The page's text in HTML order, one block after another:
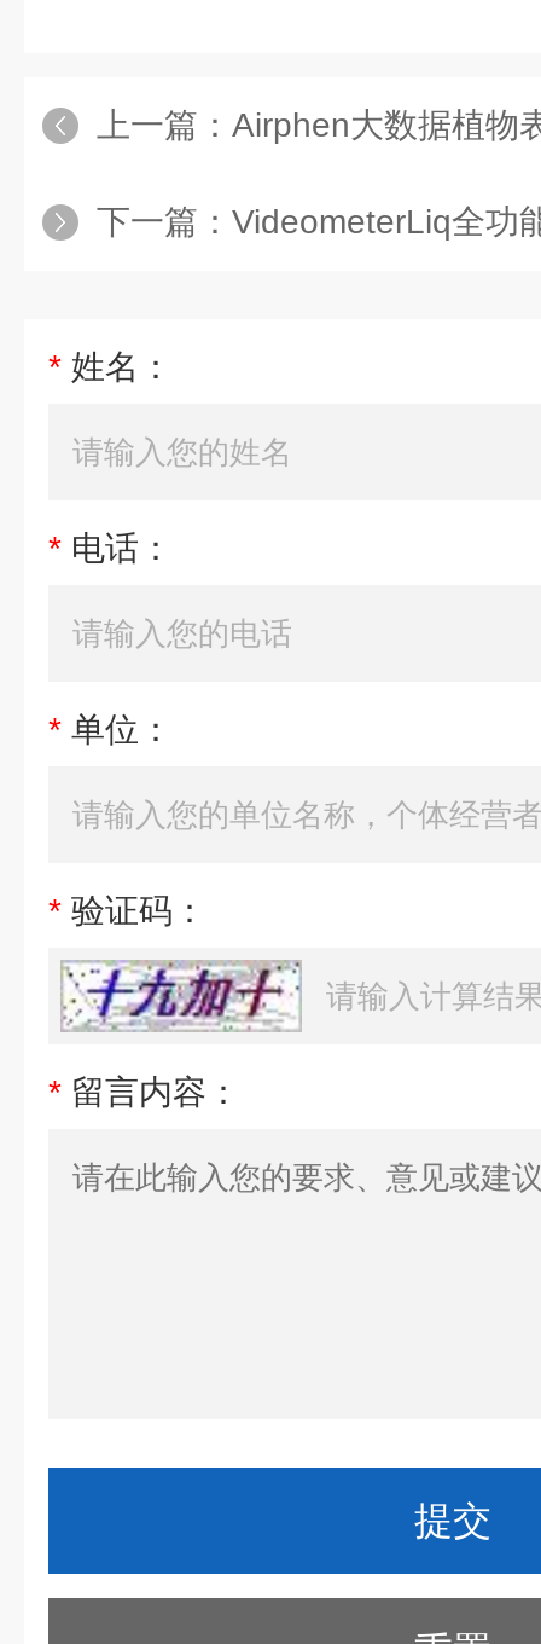
上一篇： Airphen大数据植物
下一篇： VideometerLiq全功
* 姓名：
* 电话：
* 单位：
* 验证码：
* 留言内容：